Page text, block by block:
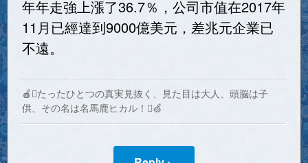
年年走強上漲了36.7％，公司市值在2017年
11月已經達到9000億美元，差兆元企業已
不遠。
🍎たったひとつの真実見抜く、見た目は大人、頭脳は子
供、その名は名馬鹿ヒカル！🍏